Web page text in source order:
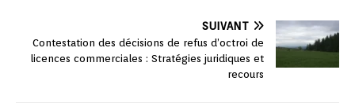
SUIVANT
Contestation des décisions de refus d’octroi de
licences commerciales : Stratégies juridiques et
recours